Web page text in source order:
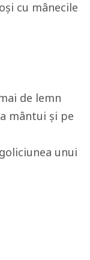
cu mânecile
de lemn
mântui și pe
unui